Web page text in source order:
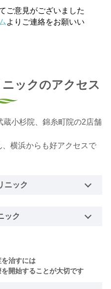
ご意見がございました
よりご連絡をお願いい
ックのアクセス
蔵小杉院、錦糸町院の2店舗
横浜からも好アクセスで
ニック
ック
を治すには
開始することが大切です